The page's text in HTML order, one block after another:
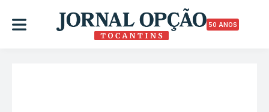
50 ANOS